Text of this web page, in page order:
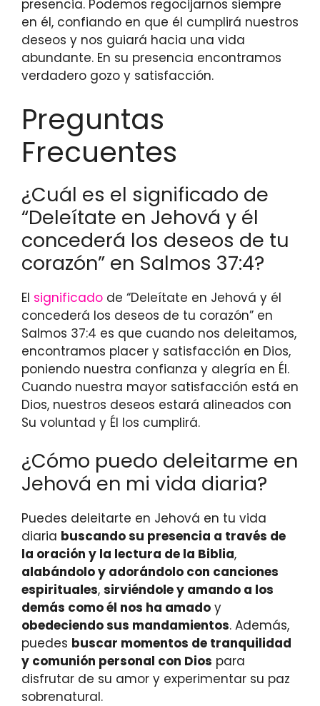
presencia. Podemos regocijarnos siempre
en él, confiando en que él cumplirá nuestros
deseos y nos guiará hacia una vida
abundante. En su presencia encontramos
verdadero gozo y satisfacción.
Preguntas
Frecuentes
¿Cuál es el significado de
“Deleítate en Jehová y él
concederá los deseos de tu
corazón” en Salmos 37:4?
El significado de “Deleítate en Jehová y él
concederá los deseos de tu corazón” en
Salmos 37:4 es que cuando nos deleitamos,
encontramos placer y satisfacción en Dios,
poniendo nuestra confianza y alegría en Él.
Cuando nuestra mayor satisfacción está en
Dios, nuestros deseos estará alineados con
Su voluntad y Él los cumplirá.
¿Cómo puedo deleitarme en
Jehová en mi vida diaria?
Puedes deleitarte en Jehová en tu vida
diaria buscando su presencia a través de
la oración y la lectura de la Biblia,
alabándolo y adorándolo con canciones
espirituales, sirviéndole y amando a los
demás como él nos ha amado y
obedeciendo sus mandamientos. Además,
puedes buscar momentos de tranquilidad
y comunión personal con Dios para
disfrutar de su amor y experimentar su paz
sobrenatural.